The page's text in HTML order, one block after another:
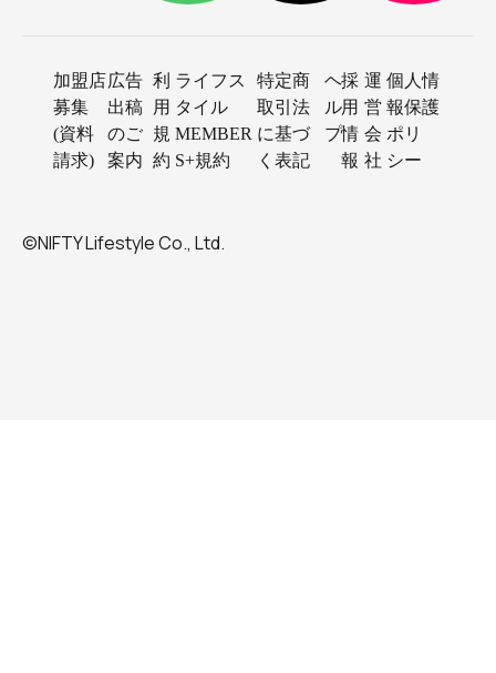
加盟店
募集
(資料
請求)
広告
出稿
のご
案内
利
用
規
約
ライフス
タイル
MEMBER
S+規約
特定商
取引法
に基づ
く表記
ヘ
ル
プ
採
用
情
報
運
営
会
社
個人情
報保護
ポリ
シー
©NIFTY Lifestyle Co., Ltd.